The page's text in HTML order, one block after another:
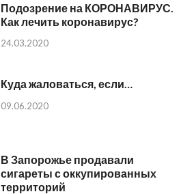
Подозрение на КОРОНАВИРУС.
Как лечить коронавирус?
24.03.2020
Куда жаловаться, если…
09.06.2020
В Запорожье продавали
сигареты с оккупированных
территорий